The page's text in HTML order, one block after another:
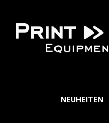
NEUHEITEN